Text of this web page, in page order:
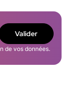
Valider
de vos données.